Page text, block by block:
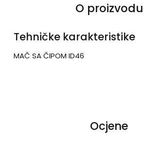
O proizvodu
Tehničke karakteristike
MAČ SA ČIPOM ID46
Ocjene